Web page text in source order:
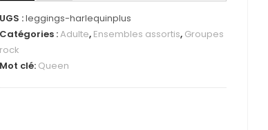
UGS :leggings-harlequinplus
Catégories :Adulte, Ensembles assortis, Groupes
rock
Mot clé: Queen